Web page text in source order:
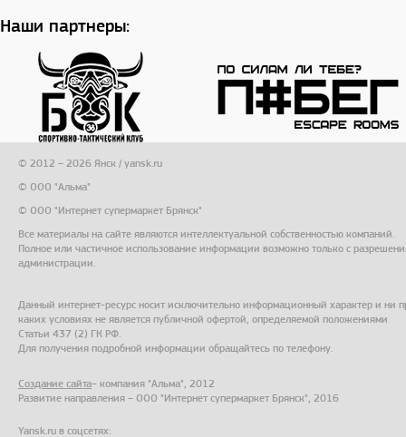
Наши партнеры:
© 2012 – 2026 Янск / yansk.ru
© ООО "Альма"
© ООО "Интернет супермаркет Брянск"
Все материалы на сайте являются интеллектуальной собственностью компаний.
Полное или частичное использование информации возможно только с
администрации.
Данный интернет-ресурс носит исключительно информационный характер и ни
каких условиях не является публичной офертой, определяемой положениями
Статьи 437 (2) ГК РФ.
Для получения подробной информации обращайтесь по телефону.
Создание сайта– компания "Альма", 2012
Развитие направления – ООО "Интернет супермаркет Брянск", 2016
Yansk.ru в соцсетях: